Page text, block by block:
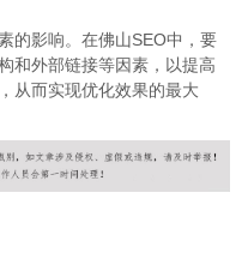
的影响。在佛山SEO中，要
和外部链接等因素，以提高
从而实现优化效果的最大